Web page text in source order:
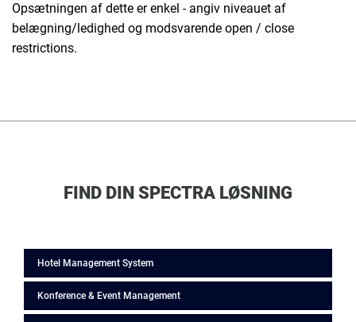
Opsætningen af dette er enkel - angiv niveauet af
belægning/ledighed og modsvarende open / close
restrictions.
FIND DIN SPECTRA LØSNING
Hotel Management System
Konference & Event Management